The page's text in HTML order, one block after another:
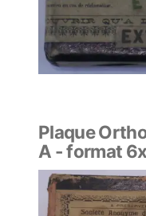
Plaque
A - format